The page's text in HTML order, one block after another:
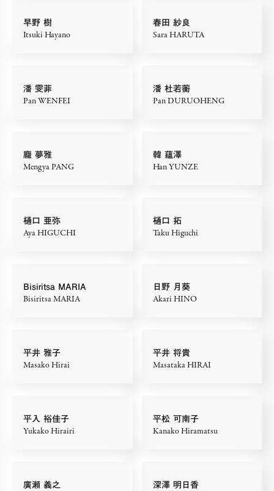
早野 樹
Itsuki Hayano
春田 紗良
Sara HARUTA
潘 雯菲
Pan WENFEI
潘 杜若蘅
Pan DURUOHENG
龐 夢雅
Mengya PANG
韓 蘊澤
Han YUNZE
樋口 亜弥
Aya HIGUCHI
樋口 拓
Taku Higuchi
Bisiritsa MARIA
Bisiritsa MARIA
日野 月葵
Akari HINO
平井 雅子
Masako Hirai
平井 将貴
Masataka HIRAI
平入 裕佳子
Yukako Hirairi
平松 可南子
Kanako Hiramatsu
廣瀬 義之 深澤 明日香